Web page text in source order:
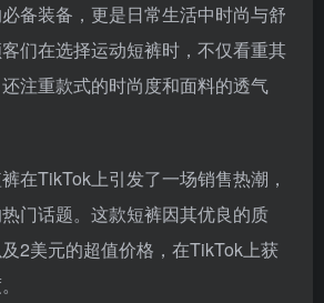
备装备，更是日常生活中时尚与舒
们在选择运动短裤时，不仅看重其
注重款式的时尚度和面料的透气
在TikTok上引发了一场销售热潮，
门话题。这款短裤因其优良的质
2美元的超值价格，在TikTok上获